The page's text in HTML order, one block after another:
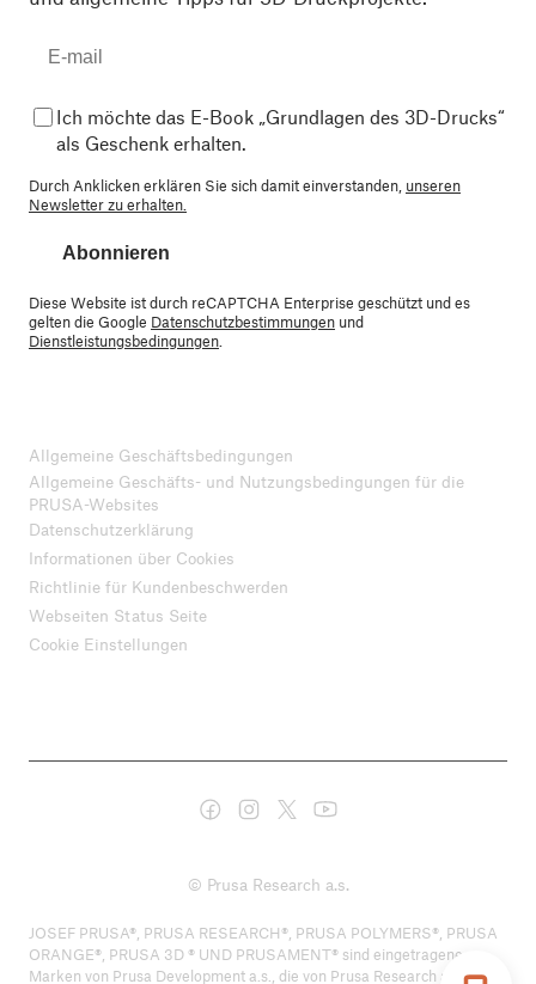
Ich möchte das E-Book „Grundlagen des 3D-Drucks“
als Geschenk erhalten.
Durch Anklicken erklären Sie sich damit einverstanden, unseren
Newsletter zu erhalten.
Abonnieren
Diese Website ist durch reCAPTCHA Enterprise geschützt und es
gelten die Google Datenschutzbestimmungen und
Dienstleistungsbedingungen
Allgemeine Geschäftsbedingungen
Allgemeine Geschäfts- und Nutzungsbedingungen für die
PRUSA-Websites
Datenschutzerklärung
Informationen über Cookies
Richtlinie für Kundenbeschwerden
Webseiten Status Seite
Cookie Einstellungen
© Prusa Research a.s.
JOSEF PRUSA®, PRUSA RESEARCH®, PRUSA POLYMERS®, PRUSA
ORANGE®, PRUSA 3D ® UND PRUSAMENT® sind eingetragene
Marken von Prusa Development a.s., die von Prusa Research a.s. unter